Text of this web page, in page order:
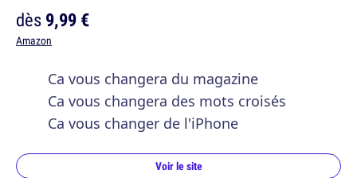
dès9,99 €
Amazon
Ca vous changera du magazine
Ca vous changera des mots croisés
Ca vous changer de l'iPhone
Voir le site